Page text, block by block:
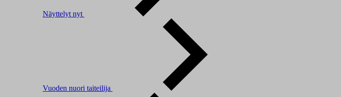
Näyttelyt nyt
Vuoden nuori taiteilija